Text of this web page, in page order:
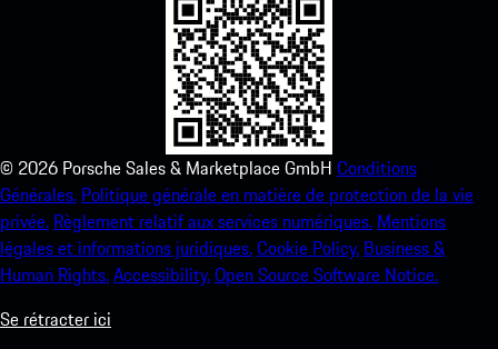
© 2026 Porsche Sales & Marketplace GmbH Conditions
Générales. Politique générale en matière de protection de la vie
privée. Règlement relatif aux services numériques. Mentions
légales et informations juridiques.Cookie Policy. Business &
Human Rights.Accessibility.Open Source Software Notice.
Se rétracter ici